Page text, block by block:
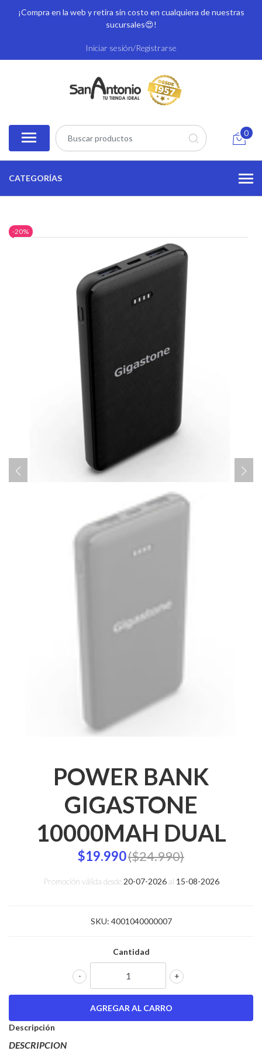
¡Compra en la web y retira sin costo en cualquiera de nuestras
sucursales😍!
Iniciar sesión/Registrarse
0
CATEGORÍAS
-20%
POWER BANK
GIGASTONE
10000MAH DUAL
$19.990($24.990)
Promoción válida desde20-07-2026al 15-08-2026
SKU: 4001040000007
Cantidad
+
-
Descripción
DESCRIPCION